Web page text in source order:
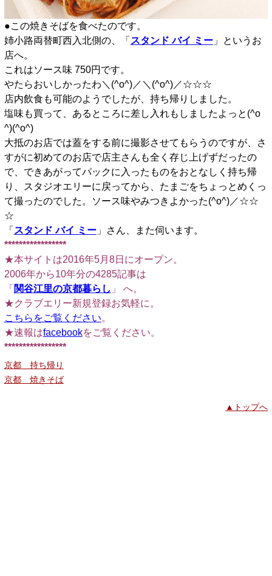
●この焼きそばを食べたのです。
姉小路両替町西入北側の、
「 スタンド バイ ミー」
というお
店へ。
これはソース味 750円です。
やたらおいしかったわ＼(^o^)／＼(^o^)／☆☆☆
店内飲食も可能のようでしたが、持ち帰りしました。
塩味も買って、あるところに差し入れもしましたよっと(^o
^)(^o^)
大抵のお店では蓋をする前に撮影させてもらうのですが、さ
すがに初めてのお店で店主さんも全く存じ上げずだったの
で、できあがってパックに入ったものをおとなしく持ち帰
り、スタジオエリーに戻ってから、たまごをちょっとめくっ
て撮ったのでした。ソース味やみつきよかった(^o^)／☆☆
☆
「 スタンド バイ ミー」さん、また伺います。
*****************
★本サイトは2016年5月8日にオープン。
2006年から10年分の4285記事は
「 関谷江里の京都暮らし 」 へ。
★クラブエリー新規登録お気軽に。
こちらをご覧ください。
★速報はfacebookをご覧ください。
*****************
京都 持ち帰り
京都 焼きそば
▲トップへ